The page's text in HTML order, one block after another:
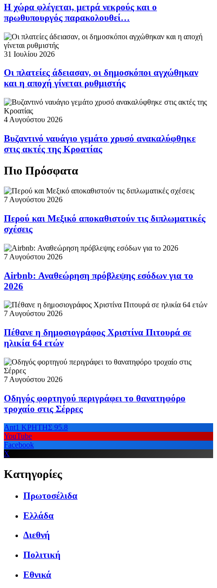
Η χώρα φλέγεται, μετρά νεκρούς και ο
πρωθυπουργός παρακολουθεί…
31 Ιουλίου 2026
Οι πλατείες άδειασαν, οι δημοσκόποι αγχώθηκαν
και η αποχή γίνεται ρυθμιστής
4 Αυγούστου 2026
Βυζαντινό ναυάγιο γεμάτο χρυσό ανακαλύφθηκε
στις ακτές της Κροατίας
Πιο Πρόσφατα
7 Αυγούστου 2026
Περού και Μεξικό αποκαθιστούν τις διπλωματικές
σχέσεις
7 Αυγούστου 2026
Airbnb: Αναθεώρηση πρόβλεψης εσόδων για το
2026
7 Αυγούστου 2026
Πέθανε η δημοσιογράφος Χριστίνα Πιτουρά σε
ηλικία 64 ετών
7 Αυγούστου 2026
Οδηγός φορτηγού περιγράφει το θανατηφόρο
τροχαίο στις Σέρρες
Ant1 ΚΡΗΤΗΣ 95.8
YouTube
Facebook
X
Κατηγορίες
Πρωτοσέλιδα
Ελλάδα
Διεθνή
Πολιτική
Εθνικά